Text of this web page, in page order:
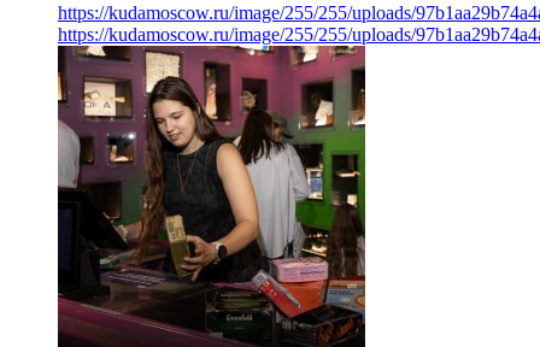
https://kudamoscow.ru/image/255/255/uploads/
https://kudamoscow.ru/image/255/255/uploads/